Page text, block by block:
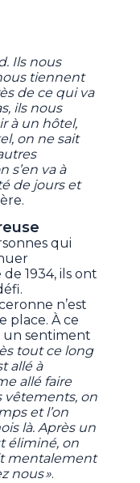
Ils nous
tiennent
de ce qui va
ils nous
à un hôtel,
on ne sait
s’en va à
de jours et
qui
1934, ils ont
n’est
place. À ce
un sentiment
tout ce long
allé à
allé faire
vêtements, on
et l’on
là. Après un
éliminé, on
mentalement
nous ».